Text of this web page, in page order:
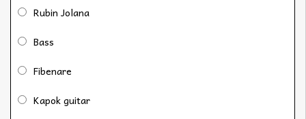
Rubin Jolana
Bass
Fibenare
Kapok guitar